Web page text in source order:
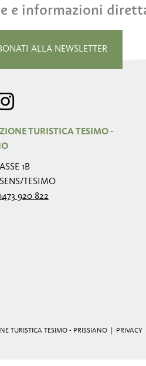
e informazioni
ALLA NEWSLETTER
TURISTICA TESIMO -
1B
TESIMO
920 822
TURISTICA TESIMO - PRISSIANO | PRIVACY